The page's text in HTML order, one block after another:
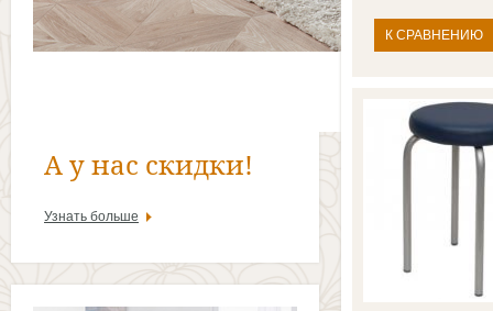
А у нас скидки!
Узнать больше
К СРАВНЕНИЮ